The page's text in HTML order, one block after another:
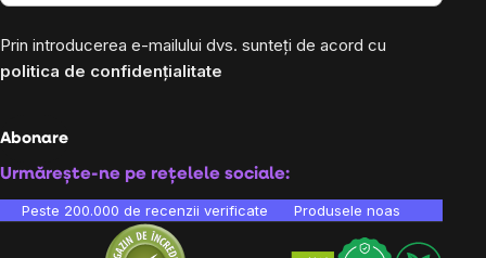
Prin introducerea e-mailului dvs. sunteți de acord cu
politica de confidențialitate
Abonare
Urmărește-ne pe rețelele sociale:
Peste 200.000 de recenzii verificate Produsele noastre sunt